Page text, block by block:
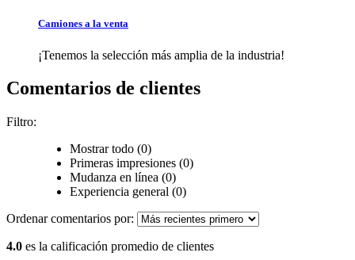
Camiones a la venta
¡Tenemos la selección más amplia de la industria!
Comentarios de clientes
Filtro:
Mostrar todo (0)
Primeras impresiones (0)
Mudanza en línea (0)
Experiencia general (0)
Ordenar comentarios por:
4.0 es la calificación promedio de clientes